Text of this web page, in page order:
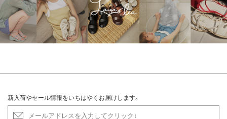
新入荷やセール情報をいちはやくお届けします。